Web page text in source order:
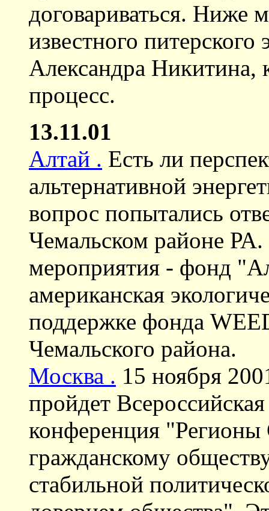
договариваться. Ниже
известного
Александра Никитина,
процесс.
13.11.01
Алтай . Есть ли
альтернативной
вопрос попытались
Чемальском районе
мероприятия - фонд
американская
поддержке фонда
Чемальского района.
Москва . 15 ноября
пройдет
конференция
гражданскому
стабильной